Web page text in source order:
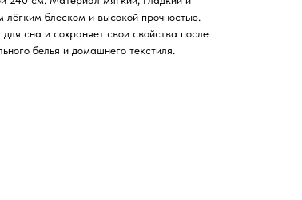
лёгким блеском и высокой прочностью.
сна и сохраняет свои свойства после
белья и домашнего текстиля.